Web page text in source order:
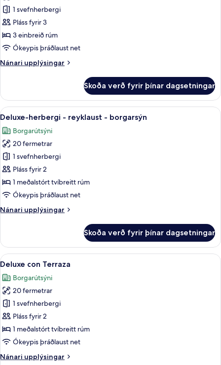
Deluxe-
herbergi
fyrir
þrjá
reyklaust
1 svefnherbergi
Pláss fyrir 3
3 einbreið rúm
Ókeypis þráðlaust net
Nánari upplýsingar
Nánari
herbergi
fyrir
þrjá
reyklaust
borgarsýn
Skoða verð fyrir þínar dagsetningar
Skoða
allar
myndir
fyrir
Deluxe-
herbergi
-
reyklaust
borgarsýn
Deluxe-herbergi - reyklaust -
8
Deluxe-herbergi - reyklaust - borgarsýn
Borgarútsýni
20 fermetrar
1 svefnherbergi
Pláss fyrir 2
1 meðalstórt tvíbreitt rúm
Ókeypis þráðlaust net
Nánari upplýsingar
Nánari
herbergi
reyklaust
borgarsýn
Skoða verð fyrir þínar dagsetningar
Skoða
allar
myndir
fyrir
Deluxe
con
Terraza
Deluxe con Terraza | Rúmföt úr
12
Deluxe con Terraza
Borgarútsýni
20 fermetrar
1 svefnherbergi
Pláss fyrir 2
1 meðalstórt tvíbreitt rúm
Ókeypis þráðlaust net
Nánari upplýsingar
Nánari